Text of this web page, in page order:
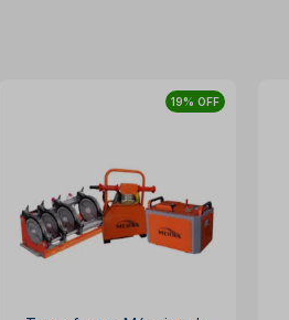
19% OFF